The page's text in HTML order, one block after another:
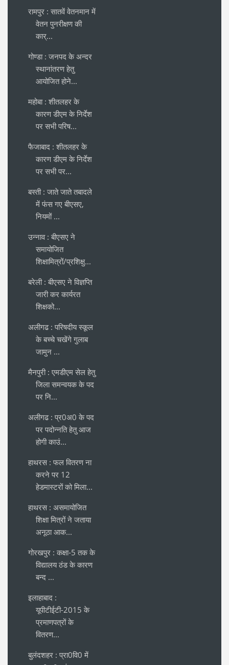
रामपुर : सातवें वेतनमान में
वेतन पुनरीक्षण की
कार्...
गोण्डा : जनपद के अन्दर
स्थानांतरण हेतु
आयोजित होने...
महोबा : शीतलहर के
कारण डीएम के निर्देश
पर सभी परिष...
फैजाबाद : शीतलहर के
कारण डीएम के निर्देश
पर सभी पर...
बस्ती : जाते जाते तबादले
में फंस गए बीएसए,
नियमों ...
उन्नाव : बीएसए ने
समायोजित
शिक्षामित्रों/प्रशिक्षु...
बरेली : बीएसए ने विज्ञप्ति
जारी कर कार्यरत
शिक्षको...
अलीगढ : परिषदीय स्कूल
के बच्चे चखेंगे गुलाब
जामुन ...
मैनपुरी : एमडीएम सेल हेतु
जिला समन्वयक के पद
पर नि...
अलीगढ : प्र0अ0 के पद
पर पदोन्नति हेतु आज
होगी काउं...
हाथरस : फल वितरण ना
करने पर 12
हेडमास्टरों को मिला...
हाथरस : असमायोजित
शिक्षा मित्रों ने जताया
अनूठा आक...
गोरखपुर : कक्षा-5 तक के
विद्यालय ठंड के कारण
बन्द ...
इलाहाबाद :
यूपीटीईटी-2015 के
प्रमाणपत्रों के
वितरण...
बुलंदशहर : प्रा0वि0 में